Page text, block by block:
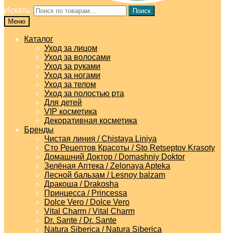
Искать:
Поиск
Меню
Каталог
Уход за лицом
Уход за волосами
Уход за руками
Уход за ногами
Уход за телом
Уход за полостью рта
Для детей
VIP косметика
Декоративная косметика
Бренды
Чистая линия / Chistaya Liniya
Сто Рецептов Красоты / Sto Retseptov Krasoty
Домашний Доктор / Domashniy Doktor
Зелёная Аптека / Zelonaya Apteka
Лесной бальзам / Lesnoy balzam
Дракоша / Drakosha
Принцесса / Princessa
Dolce Vero / Dolce Vero
Vital Charm / Vital Charm
Dr. Sante / Dr. Sante
Natura Siberica / Natura Siberica